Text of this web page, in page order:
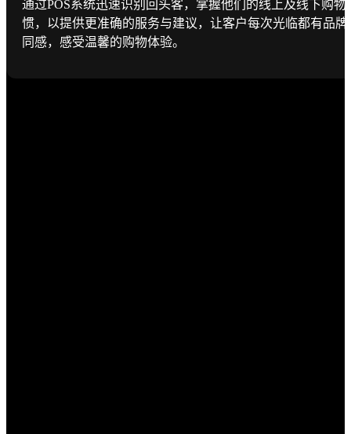
通过POS系统迅速识别回头客，掌握他们的线上及线下购物
惯，以提供更准确的服务与建议，让客户每次光临都有品牌
同感，感受温馨的购物体验。